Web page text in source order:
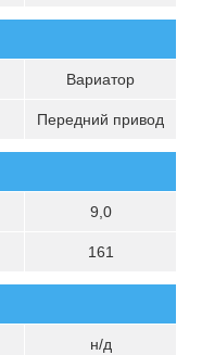
Вариатор
Передний привод
9,0
161
н/д